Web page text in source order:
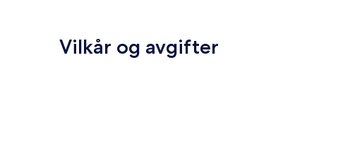
Vilkår og avgifter